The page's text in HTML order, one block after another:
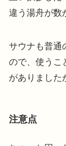
違う湯舟が数
サウナも普通
ので、使うこ
がありました
注意点